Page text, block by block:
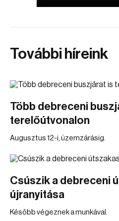
További híreink
Több debreceni
terelőútvonalon
Augusztus 12-i, üzemzárásig.
Csúszik a debreceni
újranyitása
Később végeznek a munkával.